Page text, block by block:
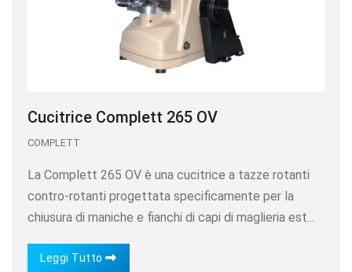
Cucitrice Complett 265 OV
COMPLETT
La Complett 265 OV è una cucitrice a tazze rotanti
contro-rotanti progettata specificamente per la
chiusura di maniche e fianchi di capi di maglieria est...
Leggi Tutto